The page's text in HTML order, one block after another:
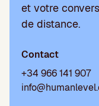
et votre
de distance.
Contact
+34 966 141 907